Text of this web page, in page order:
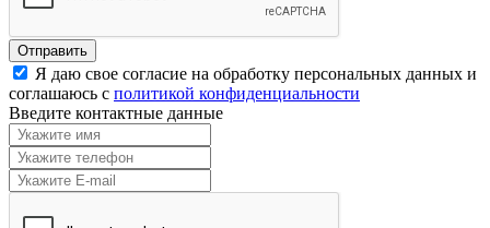
Я даю свое согласие на обработку персональных данных и
соглашаюсь с политикой конфиденциальности
Введите контактные данные